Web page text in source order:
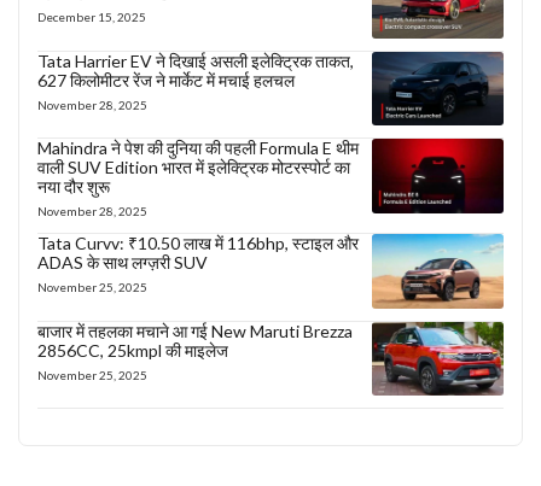
December 15, 2025
Tata Harrier EV ने दिखाई असली इलेक्ट्रिक ताकत,
627 किलोमीटर रेंज ने मार्केट में मचाई हलचल
November 28, 2025
Mahindra ने पेश की दुनिया की पहली Formula E थीम
वाली SUV Edition भारत में इलेक्ट्रिक मोटरस्पोर्ट का
नया दौर शुरू
November 28, 2025
Tata Curvv: ₹10.50 लाख में 116bhp, स्टाइल और
ADAS के साथ लग्ज़री SUV
November 25, 2025
बाजार में तहलका मचाने आ गई New Maruti Brezza
2856CC, 25kmpl की माइलेज
November 25, 2025